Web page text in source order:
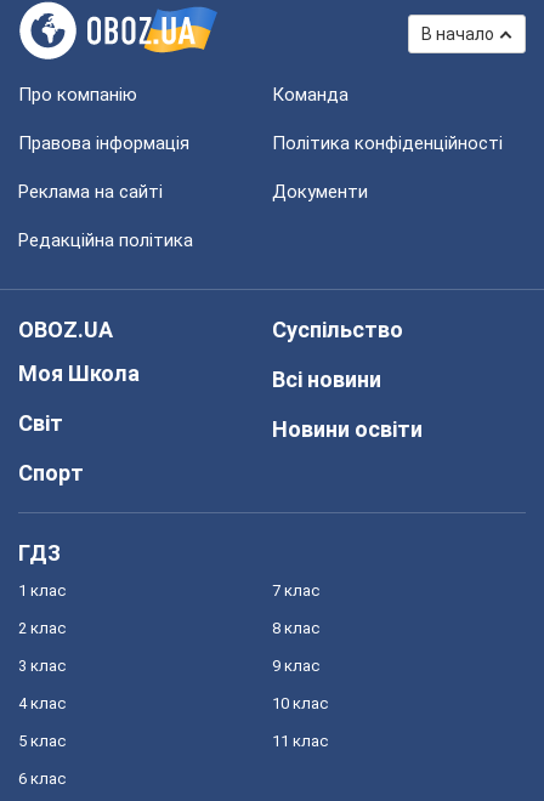
В начало
Про компанію Команда
Правова інформація Політика конфіденційності
Реклама на сайті Документи
Редакційна політика
OBOZ.UA
Моя Школа
Світ
Спорт
Суспільство
Всі новини
Новини освіти
ГДЗ
1 клас
2 клас
3 клас
4 клас
5 клас
6 клас
7 клас
8 клас
9 клас
10 клас
11 клас